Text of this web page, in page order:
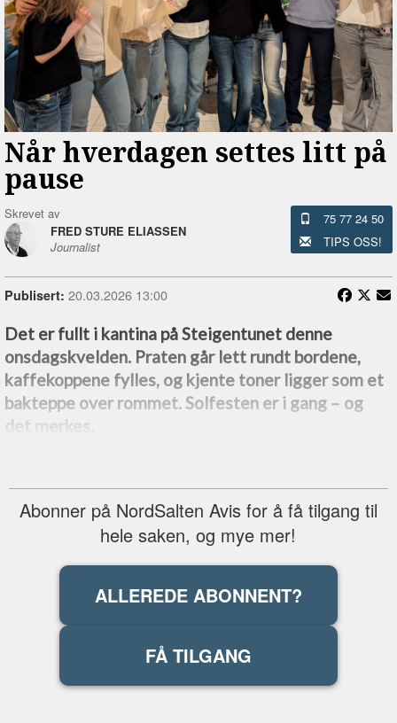
Når hverdagen settes litt på
pause
Skrevet av
FRED STURE ELIASSEN
Journalist
75 77 24 50
TIPS OSS!
Publisert: 20.03.2026 13:00
Det er fullt i kantina på Steigentunet denne
onsdagskvelden. Praten går lett rundt bordene,
kaffekoppene fylles, og kjente toner ligger som et
bakteppe over rommet. Solfesten er i gang –⁠ og
det merkes.
Abonner på NordSalten Avis for å få tilgang til
hele saken, og mye mer!
ALLEREDE ABONNENT?
FÅ TILGANG